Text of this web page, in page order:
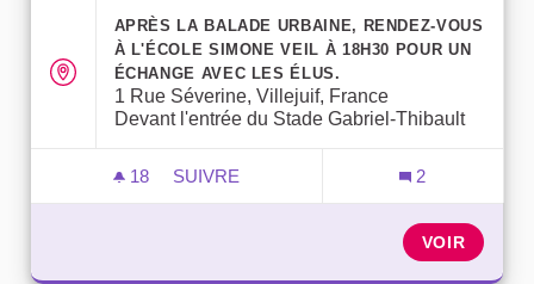
APRÈS LA BALADE URBAINE, RENDEZ-VOUS
À L'ÉCOLE SIMONE VEIL À 18H30 POUR UN
ÉCHANGE AVEC LES ÉLUS.
1 Rue Séverine, Villejuif, France
Devant l'entrée du Stade Gabriel-Thibault
18 18 ABONNÉS
SUIVRE
2
VOIR